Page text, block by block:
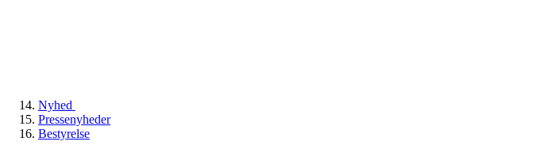
Nyhed
Pressenyheder
Bestyrelse